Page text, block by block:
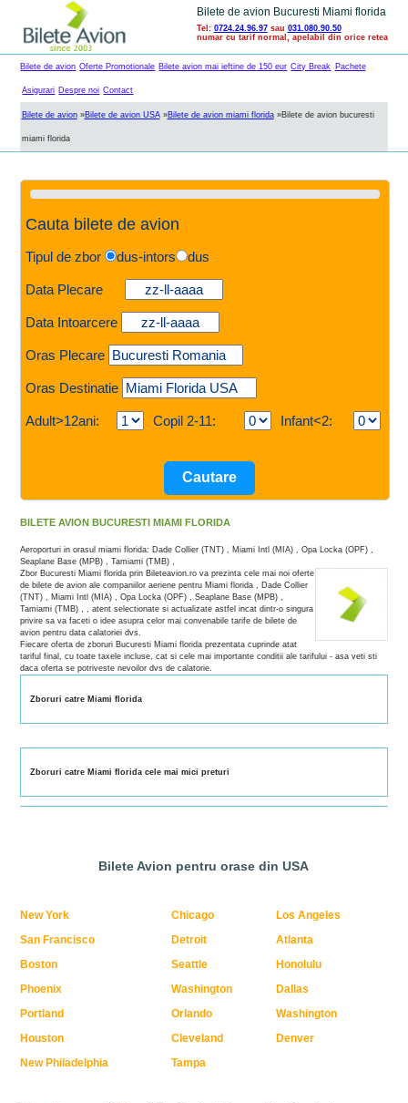
Bilete de avion Bucuresti Miami florida
Tel: 0724.24.96.97sau 031.080.90.50
numar cu tarif normal, apelabil din orice retea
Bilete de avion Oferte Promotionale Bilete avion mai ieftine de 150 eur City Break Pachete
Asigurari Despre noi Contact
Bilete de avion»Bilete de avion USA»Bilete de avion miami florida»Bilete de avion bucuresti
miami florida
Cauta bilete de avion
Tipul de zbor dus-intors dus
Data Plecare
Data Intoarcere
Oras Plecare
Oras Destinatie
Adult>12ani: Copil 2-11: Infant<2:
BILETE AVION BUCURESTI MIAMI FLORIDA
Aeroporturi in orasul miami florida: Dade Collier (TNT) , Miami Intl (MIA) , Opa Locka (OPF) ,
Seaplane Base (MPB) , Tamiami (TMB) ,
Zbor Bucuresti Miami florida prin Bileteavion.ro va prezinta cele mai noi oferte
de bilete de avion ale companiilor aeriene pentru Miami florida , Dade Collier
(TNT) , Miami Intl (MIA) , Opa Locka (OPF) , Seaplane Base (MPB) ,
Tamiami (TMB) , , atent selectionate si actualizate astfel incat dintr-o singura
privire sa va faceti o idee asupra celor mai convenabile tarife de bilete de
avion pentru data calatoriei dvs.
Fiecare oferta de zboruri Bucuresti Miami florida prezentata cuprinde atat
tariful final, cu toate taxele incluse, cat si cele mai importante conditii ale tarifului - asa veti sti
daca oferta se potriveste nevoilor dvs de calatorie.
Zboruri catre Miami florida
Zboruri catre Miami florida cele mai mici preturi
Bilete Avion pentru orase din USA
New York Chicago
Los Angeles
San Francisco
Detroit
Atlanta
Boston
Seattle
Honolulu
Phoenix
Washington
Dallas
Portland
Orlando
Washington
Houston
Cleveland
Denver
New Philadelphia
Tampa